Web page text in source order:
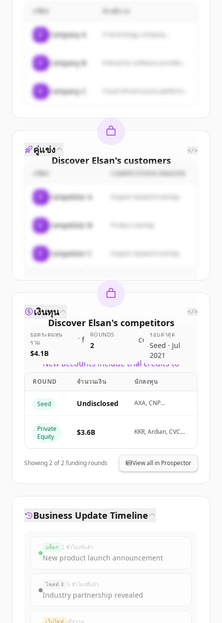
คำอธิบาย
Company A A technology company...
Company B
Company C
Discover Elsan's customers
Sign up for free to view allcustomers
New accounts include trial credits to
มีบัญชีอยู่แล้วใช่ไหม
คู่แข่ง </>
COMPETITION REASON
Competitor A Organic keyword overlap
Competitor B
Competitor C Organic keyword overlap
Discover Elsan's competitors
Sign up for free to view all competitors
New accounts include trial credits to
Create Free Account
เงินทุน </>
ยอดระดมทุน
รวม
$4.1B
ROUNDS
2
รอบล่าสุด
Seed · Jul
2021
ROUND จำนวนเงิน นักลงทุน
Seed Undisclosed
AXA, CNP
Private
Equity
$3.6B
KKR, Ardian, CVC
Tethys Invest
Showing2of2funding rounds View all in Prospector
Business Update Timeline
บล็อก 2 ชั่วโมงที่แล้ว
New product launch announcement
โพสต์ X 5 ชั่วโมงที่แล้ว
Industry partnership revealed
เว็บไซต์ เมื่อวาน